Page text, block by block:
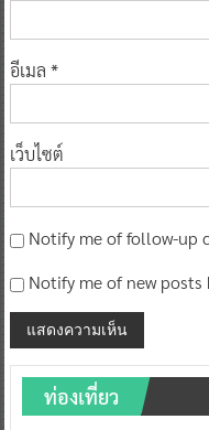
อีเมล *
เว็บไซต์
Notify me of follow-up
Notify me of new posts
ท่องเที่ยว